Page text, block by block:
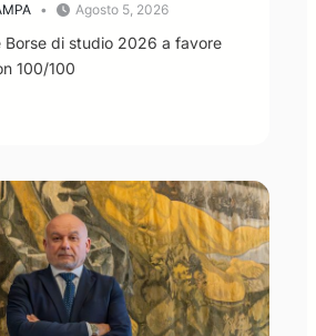
Agosto 5, 2026
Borse di studio 2026 a favore
100/100